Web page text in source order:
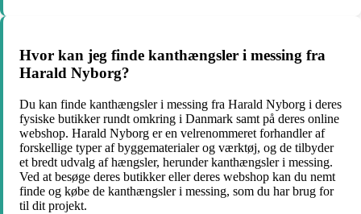
Hvor kan jeg finde kanthængsler i messing fra
Harald Nyborg?
Du kan finde kanthængsler i messing fra Harald Nyborg i deres
fysiske butikker rundt omkring i Danmark samt på deres online
webshop. Harald Nyborg er en velrenommeret forhandler af
forskellige typer af byggematerialer og værktøj, og de tilbyder
et bredt udvalg af hængsler, herunder kanthængsler i messing.
Ved at besøge deres butikker eller deres webshop kan du nemt
finde og købe de kanthængsler i messing, som du har brug for
til dit projekt.